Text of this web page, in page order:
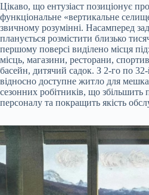
Цікаво, що ентузіаст позиціонує
функціональне «вертикальне
звичному розумінні. Насамперед
планується розмістити близько
першому поверсі виділено місця
місць, магазини, ресторани,
басейн, дитячий садок. З 2-го по
відносно доступне житло для
сезонних робітників, що
персоналу та покращить якість